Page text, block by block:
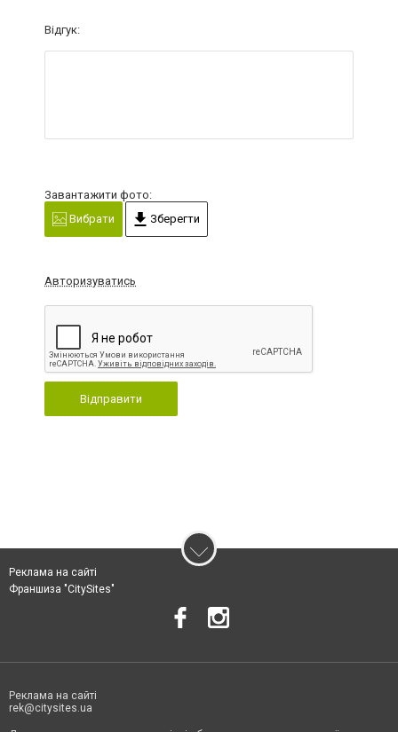
Відгук:
Завантажити фото:
Вибрати
Зберегти
Авторизуватись
Відправити
Реклама на сайті
Франшиза "CitySites"
Реклама на сайті
rek@citysites.ua